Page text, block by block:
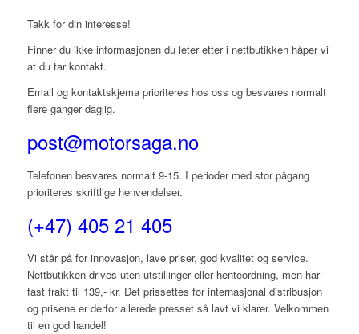
Takk for din interesse!
Finner du ikke informasjonen du leter etter i nettbutikken håper vi
at du tar kontakt.
Email og kontaktskjema prioriteres hos oss og besvares normalt
flere ganger daglig.
post@motorsaga.no
Telefonen besvares normalt 9-15. I perioder med stor pågang
prioriteres skriftlige henvendelser.
(+47) 405 21 405
Vi står på for innovasjon, lave priser, god kvalitet og service.
Nettbutikken drives uten utstillinger eller henteordning, men har
fast frakt til 139,- kr. Det prissettes for internasjonal distribusjon
og prisene er derfor allerede presset så lavt vi klarer. Velkommen
til en god handel!